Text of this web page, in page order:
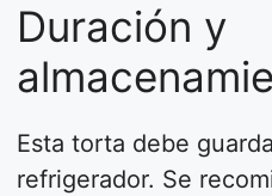
Duración y
Esta torta debe
refrigerador. Se